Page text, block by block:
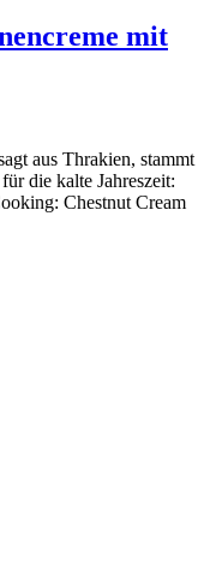
mit
aus Thrakien, stammt
die kalte Jahreszeit:
Chestnut Cream